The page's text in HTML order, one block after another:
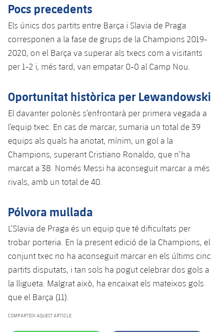
Fotos
Palmarès
Història
Aleví
Entrades
Resultats
Classificació
Jugadors
Fotos
Història
Actualitat
Resultats
Jugadors
Classificació
Base
plusicon
més
Actualitat
Junior
Juvenil
Infantil
Aleví
Campus Estiu
Informació general
Notícies
Atletisme
plusicon
més
Actualitat
Masculí
Agenda
Bàsquet en cadira de rodes
plusicon
més
Actualitat
Jugadors
Calendari
Resultats
Classificació
Hockey gel
plusicon
més
Actualitat
Jugadors
Calendari
Resultats
Hoquei herba
plusicon
més
Notícies
Hockey Herba Masculí
Hockey Herba Femení
Patinatge artístic
plusicon
més
Actualitat
Plantilla
Agenda
Escola de Patinatge
plusicon
més
Actualitat
Voleibol
Pocs precedents
Els únics dos partits entre Barça i Slavia de Praga
corresponen a la fase de grups de la Champions 2019-
2020, on el Barça va superar als txecs com a visitants
per 1-2 i, més tard, van empatar 0-0 al Camp Nou.
Oportunitat històrica per Lewandowski
El davanter polonès s’enfrontarà per primera vegada a
l’equip txec. En cas de marcar, sumaria un total de 39
equips als quals ha anotat, mínim, un gol a la
Champions, superant Cristiano Ronaldo, que n’ha
marcat a 38. Només Messi ha aconseguit marcar a més
rivals, amb un total de 40.
Pólvora mullada
L’Slavia de Praga és un equip que té dificultats per
trobar porteria. En la present edició de la Champions, el
conjunt txec no ha aconseguit marcar en els últims cinc
partits disputats, i tan sols ha pogut celebrar dos gols a
la lligueta. Malgrat això, ha encaixat els mateixos gols
que el Barça (11).
COMPARTEIX AQUEST ARTICLE